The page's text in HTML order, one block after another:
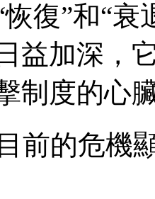
恢復”和“衰
益加深，
制度的心
目前的危機